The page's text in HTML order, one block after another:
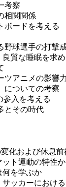
考察
相関関係
ボードを考える
野球選手の打撃
質な睡眠を求
ツアニメの影響力
についての考察
参入を考える
とその時代
化および休息
ト運動の特性
何を学ぶか
ッカーにおけ